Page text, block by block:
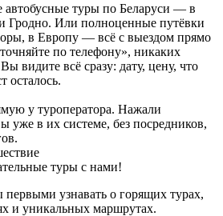
туры по Беларуси — в
Гродно. Или полноценные путёвки
в Европу — всё с выездом прямо
по телефону», никаких
видите всё сразу: дату, цену, что
осталось.
у туроператора. Нажали
уже в их системе, без посредников,
туры с нами!
узнавать о горящих турах,
и уникальных маршрутах.